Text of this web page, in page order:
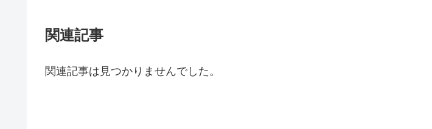
関連記事
関連記事は見つかりませんでした。